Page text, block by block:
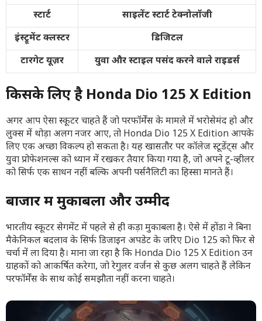
स्टार्ट
साइलेंट स्टार्ट टेक्नोलॉजी
इंस्ट्रूमेंट क्लस्टर
डिजिटल
टारगेट यूज़र
युवा और स्टाइल पसंद करने वाले राइडर्स
किसके लिए है Honda Dio 125 X Edition
अगर आप ऐसा स्कूटर चाहते हैं जो परफॉर्मेंस के मामले में भरोसेमंद हो और
लुक्स में थोड़ा अलग नजर आए, तो Honda Dio 125 X Edition आपके
लिए एक अच्छा विकल्प हो सकता है। यह खासतौर पर कॉलेज स्टूडेंट्स और
युवा प्रोफेशनल्स को ध्यान में रखकर तैयार किया गया है, जो अपने टू-व्हीलर
को सिर्फ एक साधन नहीं बल्कि अपनी पर्सनैलिटी का हिस्सा मानते हैं।
बाजार में मुकाबला और उम्मीदें
भारतीय स्कूटर सेगमेंट में पहले से ही कड़ा मुकाबला है। ऐसे में होंडा ने बिना
मैकेनिकल बदलाव के सिर्फ डिजाइन अपडेट के जरिए Dio 125 को फिर से
चर्चा में ला दिया है। माना जा रहा है कि Honda Dio 125 X Edition उन
ग्राहकों को आकर्षित करेगा, जो रेगुलर वर्जन से कुछ अलग चाहते हैं लेकिन
परफॉर्मेंस के साथ कोई समझौता नहीं करना चाहते।